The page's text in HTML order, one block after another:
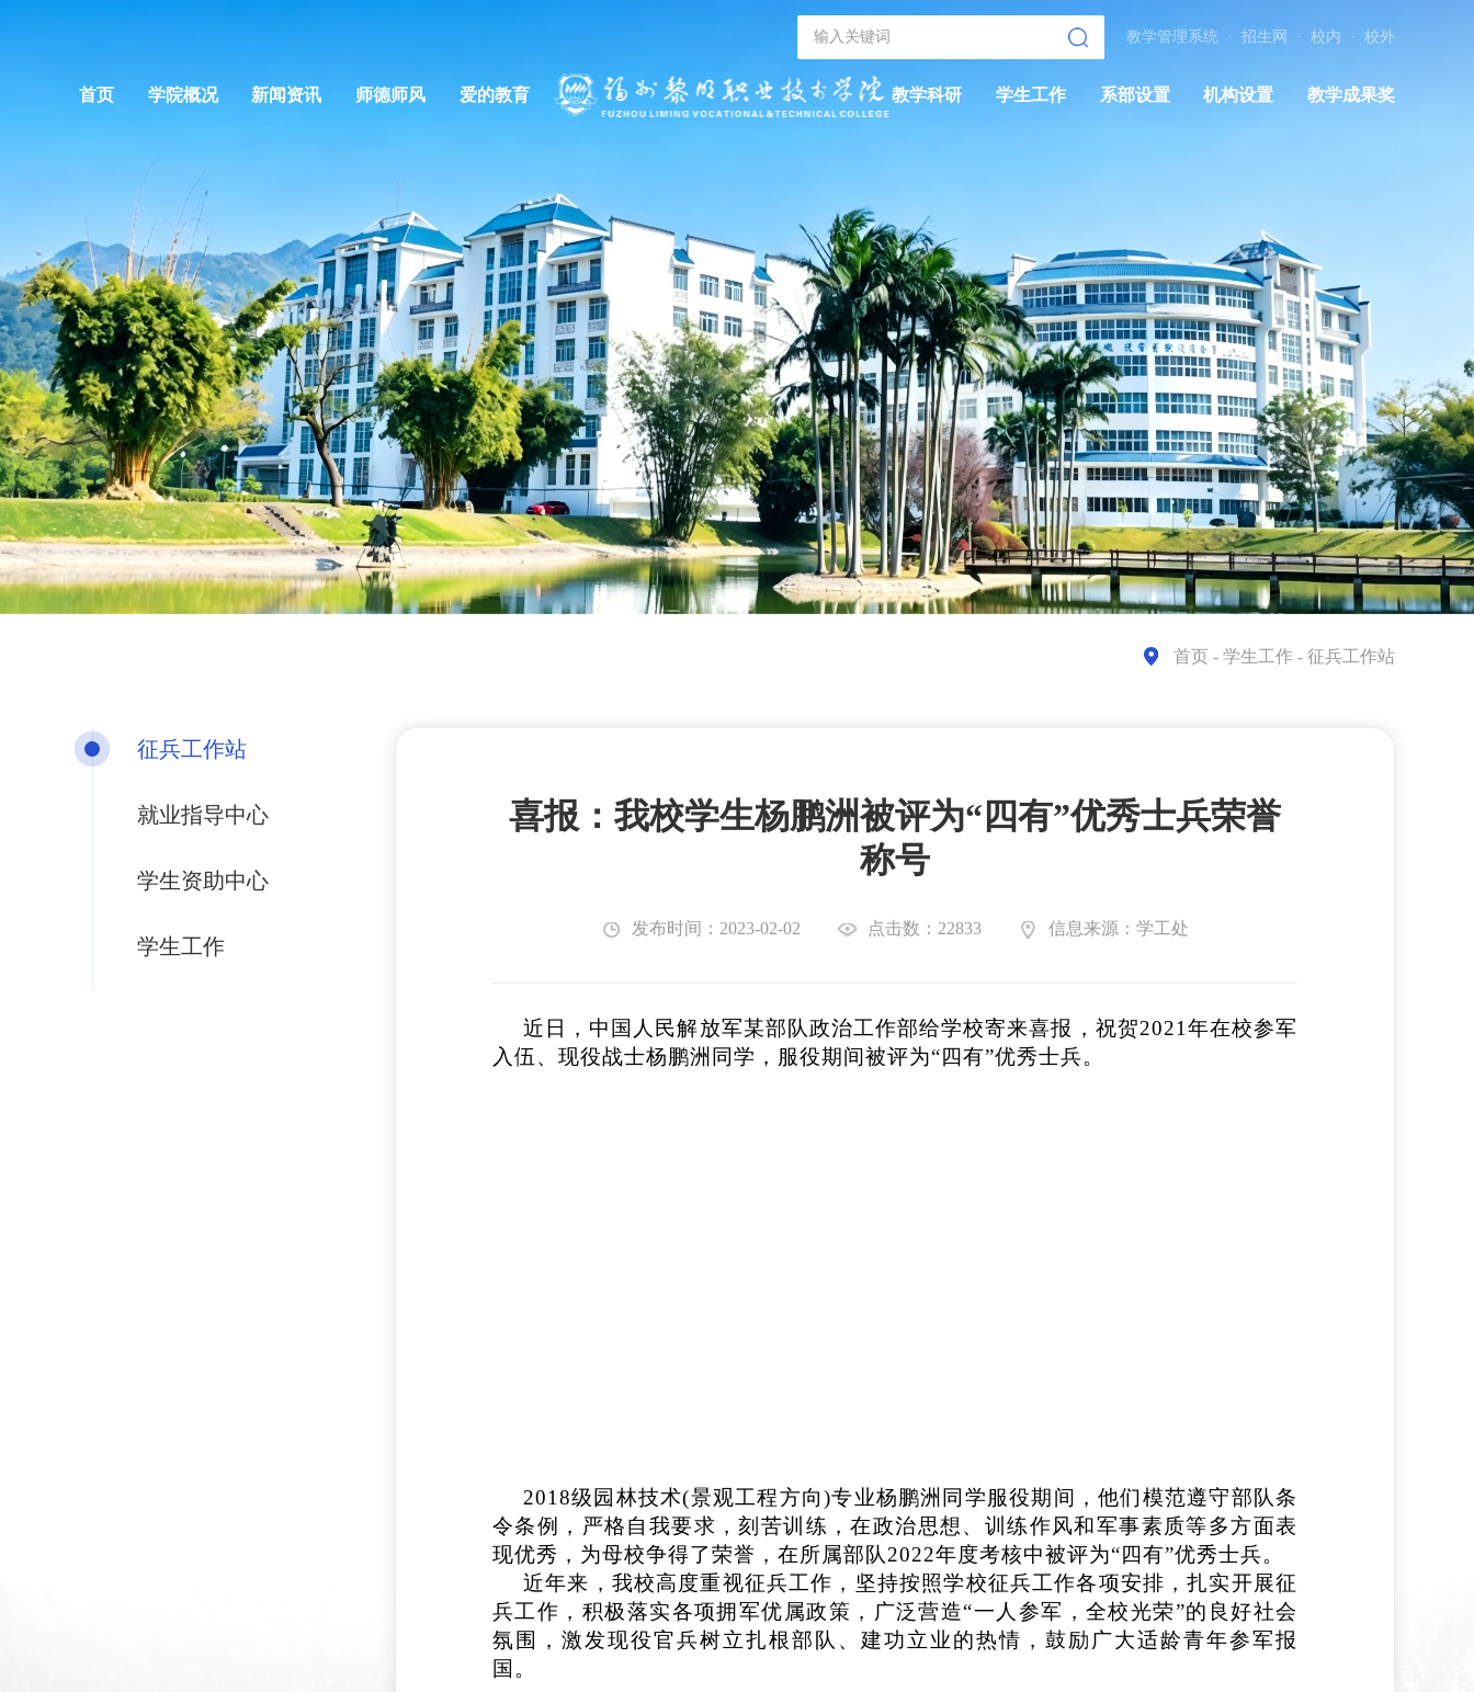
教学管理系统 · 招生网 · 校内 · 校外
首页 学院概况 新闻资讯 师德师风 爱的教育 教学科研 学生工作 系部设置 机构设置 教学成果奖
首页 - 学生工作 - 征兵工作站
征兵工作站
就业指导中心
学生资助中心
学生工作
喜报：我校学生杨鹏洲被评为“四有”优秀士兵荣誉
称号
发布时间：2023-02-02 点击数：22833 信息来源：学工处
近日，中国人民解放军某部队政治工作部给学校寄来喜报，祝贺2021 年在校参军
入伍、现役战士杨鹏洲同学，服役期间被评为“四有”优秀士兵。
2018级园林技术(景观工程方向)专业杨鹏洲同学服役期间，他们模范遵守部队条
令条例，严格自我要求，刻苦训练，在政治思想、训练作风和军事素质等多方面表
现优秀，为母校争得了荣誉，在所属部队2022年度考核中被评为“四有”优秀士兵。
近年来，我校高度重视征兵工作，坚持按照学校征兵工作各项安排，扎实开展征
兵工作，积极落实各项拥军优属政策，广泛营造“一人参军，全校光荣”的良好社会
氛围，激发现役官兵树立扎根部队、建功立业的热情，鼓励广大适龄青年参军报
国。